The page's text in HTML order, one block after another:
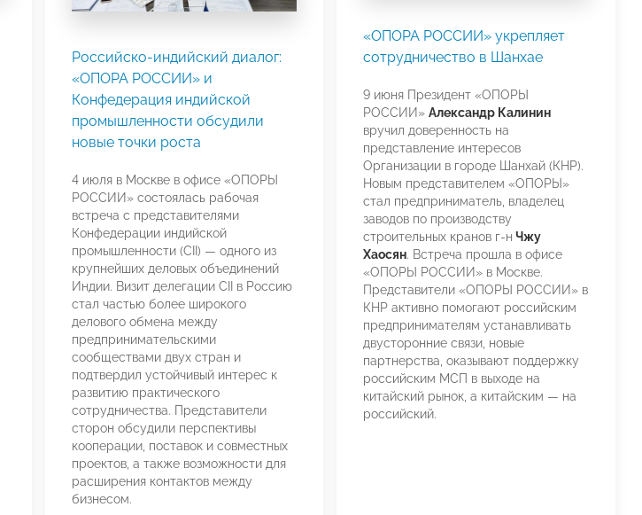
Российско-индийский диалог:
«ОПОРА РОССИИ» и
Конфедерация индийской
промышленности обсудили
новые точки роста
4 июля в Москве в офисе «ОПОРЫ
РОССИИ» состоялась рабочая
встреча с представителями
Конфедерации индийской
промышленности (CII) — одного из
крупнейших деловых объединений
Индии. Визит делегации CII в Россию
стал частью более широкого
делового обмена между
предпринимательскими
сообществами двух стран и
подтвердил устойчивый интерес к
развитию практического
сотрудничества. Представители
сторон обсудили перспективы
кооперации, поставок и совместных
проектов, а также возможности для
расширения контактов между
бизнесом.
«ОПОРА РОССИИ» укрепляет
сотрудничество в Шанхае
9 июня Президент «ОПОРЫ
РОССИИ»Александр Калинин
вручил доверенность на
представление интересов
Организации в городе Шанхай (КНР).
Новым представителем «ОПОРЫ»
стал предприниматель, владелец
заводов по производству
строительных кранов г-н Чжу
Хаосян. Встреча прошла в офисе
«ОПОРЫ РОССИИ» в Москве.
Представители «ОПОРЫ РОССИИ» в
КНР активно помогают российским
предпринимателям устанавливать
двусторонние связи, новые
партнерства, оказывают поддержку
российским МСП в выходе на
китайский рынок, а китайским — на
российский.